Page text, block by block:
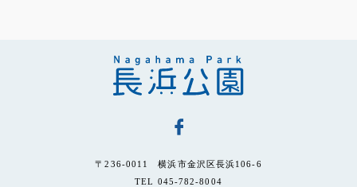
〒236-0011 横浜市金沢区長浜106-6
TEL 045-782-8004